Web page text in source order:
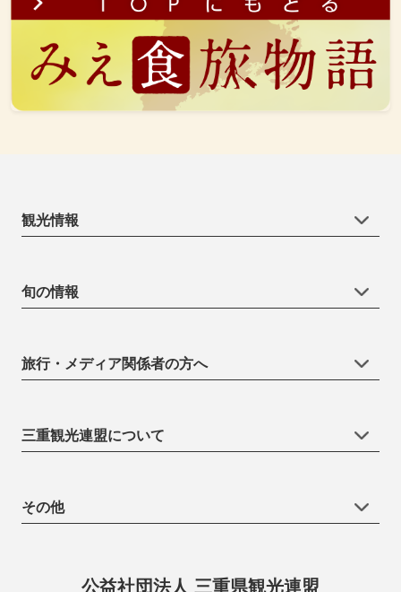
観光情報
旬の情報
旅行・メディア関係者の方へ
三重観光連盟について
その他
公益社団法人 三重県観光連盟